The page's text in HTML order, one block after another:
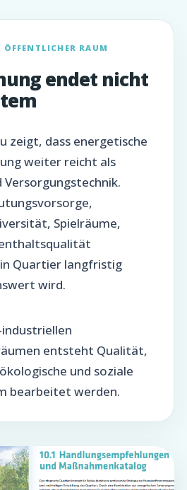
RAUM
endet nicht
zeigt, dass energetische
weiter reicht als
Spielräume,
Quartier langfristig
wird.
industriellen
entsteht Qualität,
und soziale
bearbeitet werden.